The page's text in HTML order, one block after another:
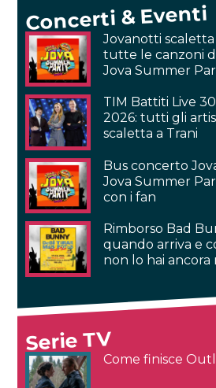
Concerti & Eventi
Jovanotti scaletta
tutte le canzoni
Jova Summer
TIM Battiti Live
2026: tutti gli
scaletta a Trani
Bus concerto
Jova Summer
con i fan
Rimborso Bad
quando arriva e
non lo hai ancora
Serie TV
Come finisce